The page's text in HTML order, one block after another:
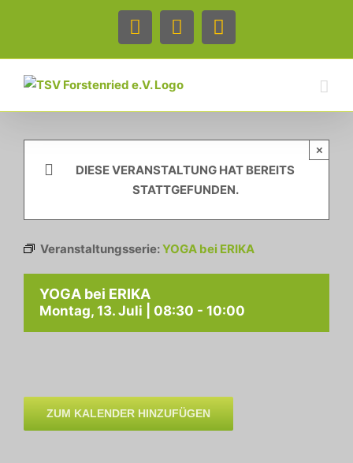
FacebookInstagram
Telefon
DIESE VERANSTALTUNG HAT BEREITS
STATTGEFUNDEN.
×
Veranstaltungsserie:YOGA bei ERIKA
YOGA bei ERIKA
Montag, 13. Juli | 08:30 - 10:00
ZUM KALENDER HINZUFÜGEN